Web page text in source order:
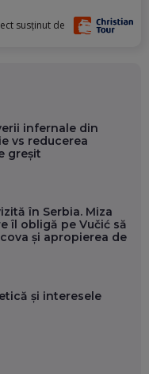
susținut de
infernale din
vs reducerea
greșit
în Serbia. Miza
îl obligă pe Vučić să
și apropierea de
și interesele